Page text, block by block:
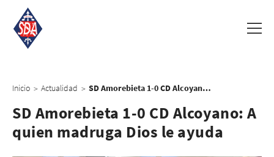
Inicio > Actualidad > SD Amorebieta 1-0 CD Alcoyano: A quien madruga Dios le ayuda
SD Amorebieta 1-0 CD Alcoyano: A
quien madruga Dios le ayuda